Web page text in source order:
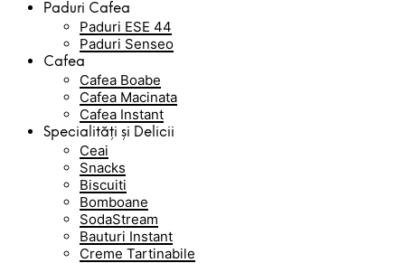
Paduri Cafea
Paduri ESE 44
Paduri Senseo
Cafea
Cafea Boabe
Cafea Macinata
Cafea Instant
Specialități și Delicii
Ceai
Snacks
Biscuiti
Bomboane
SodaStream
Bauturi Instant
Creme Tartinabile